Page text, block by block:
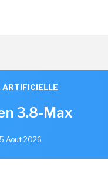
ARTIFICIELLE
3.8-Max
Aout 2026